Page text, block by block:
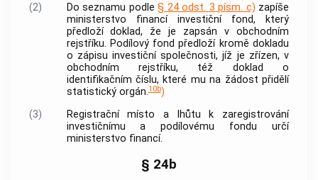
(2)
Do seznamu podle § 24 odst. 3 písm. c) zapíše
ministerstvo financí investiční fond, který
předloží doklad, že je zapsán v obchodním
rejstříku. Podílový fond předloží kromě dokladu
o zápisu investiční společnosti, jíž je zřízen, v
obchodním rejstříku, též doklad o
identifikačním číslu, které mu na žádost přidělí
statistický orgán.10b)
(3)
Registrační místo a lhůtu k zaregistrování
investičnímu a podílovému fondu určí
ministerstvo financí.
§ 24b